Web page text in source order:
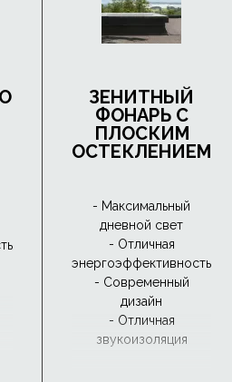
ЗЕНИТНЫЙ
ФОНАРЬ С
ПЛОСКИМ
ОСТЕКЛЕНИЕМ
- Максимальный
дневной свет
- Отличная
энергоэффективность
- Современный
дизайн
- Отличная
звукоизоляция